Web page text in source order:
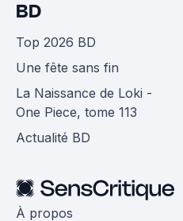
BD
Top 2026 BD
Une fête sans fin
La Naissance de Loki -
One Piece, tome 113
Actualité BD
À propos